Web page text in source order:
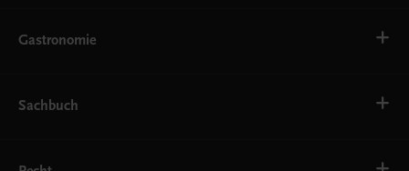
AHS
EWF/ZWF
FW
Gastronomie
Getränke
Service
Sachbuch